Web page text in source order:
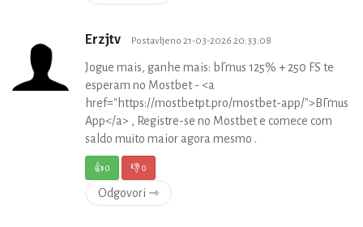
Erzjtv Postavljeno 21-03-2026 20:33:08
Jogue mais, ganhe mais: bГґnus 125% + 250 FS te
esperam no Mostbet - <a
href="https://mostbetpt.pro/mostbet-app/">BГґnus
App</a> , Registre-se no Mostbet e comece com
saldo muito maior agora mesmo .
👍0 👎0
Odgovori ⇾